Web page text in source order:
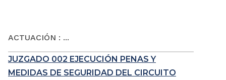
ACTUACIÓN : ...
JUZGADO 002 EJECUCIÓN PENAS Y
MEDIDAS DE SEGURIDAD DEL CIRCUITO